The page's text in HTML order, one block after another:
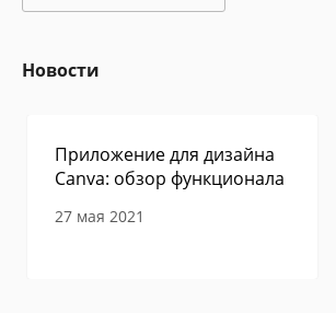
Новости
Приложение для дизайна
Canva: обзор функционала
27 мая 2021